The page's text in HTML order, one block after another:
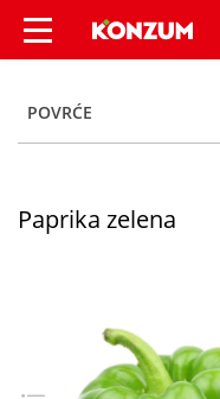
Paprika
POVRĆE
Paprika zelena